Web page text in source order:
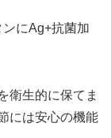
にAg+抗菌加
衛生的に保てま
には安心の機能